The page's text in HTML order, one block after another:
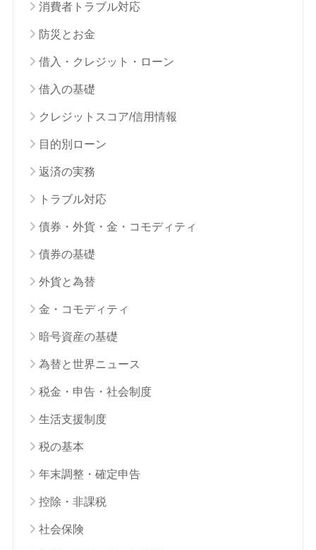
消費者トラブル対応
防災とお金
借入・クレジット・ローン
借入の基礎
クレジットスコア/信用情報
目的別ローン
返済の実務
トラブル対応
債券・外貨・金・コモディティ
債券の基礎
外貨と為替
金・コモディティ
暗号資産の基礎
為替と世界ニュース
税金・申告・社会制度
生活支援制度
税の基本
年末調整・確定申告
控除・非課税
社会保険